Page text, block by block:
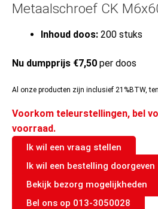
Metaalschroef CK
Inhoud doos: 200 stuks
Nu dumpprijs €7,50 per doos
Al onze producten zijn inclusief 21%BTW,
Voorkom teleurstellingen, bel
voorraad.
Ik wil een vraag stellen
Ik wil een bestelling doorgeven
Bekijk bezorg mogelijkheden
Bel ons op 013-3050028